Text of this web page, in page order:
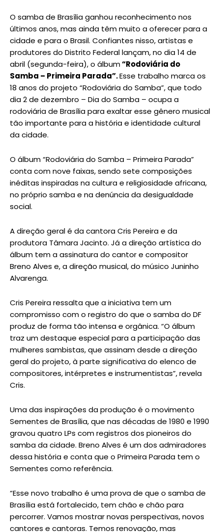
O samba de Brasília ganhou reconhecimento nos
últimos anos, mas ainda têm muito a oferecer para a
cidade e para o Brasil. Confiantes nisso, artistas e
produtores do Distrito Federal lançam, no dia 14 de
abril (segunda-feira), o álbum“Rodoviária do
Samba – Primeira Parada”.Esse trabalho marca os
18 anos do projeto “Rodoviária do Samba”, que todo
dia 2 de dezembro – Dia do Samba – ocupa a
rodoviária de Brasília para exaltar esse gênero musical
tão importante para a história e identidade cultural
da cidade.
O álbum “Rodoviária do Samba – Primeira Parada”
conta com nove faixas, sendo sete composições
inéditas inspiradas na cultura e religiosidade africana,
no próprio samba e na denúncia da desigualdade
social.
A direção geral é da cantora Cris Pereira e da
produtora Tâmara Jacinto. Já a direção artística do
álbum tem a assinatura do cantor e compositor
Breno Alves e, a direção musical, do músico Juninho
Alvarenga.
Cris Pereira ressalta que a iniciativa tem um
compromisso com o registro do que o samba do DF
produz de forma tão intensa e orgânica. “O álbum
traz um destaque especial para a participação das
mulheres sambistas, que assinam desde a direção
geral do projeto, à parte significativa do elenco de
compositores, intérpretes e instrumentistas”, revela
Cris.
Uma das inspirações da produção é o movimento
Sementes de Brasília, que nas décadas de 1980 e 1990
gravou quatro LPs com registros dos pioneiros do
samba da cidade. Breno Alves é um dos admiradores
dessa história e conta que o Primeira Parada tem o
Sementes como referência.
“Esse novo trabalho é uma prova de que o samba de
Brasília está fortalecido, tem chão e chão para
percorrer. Vamos mostrar novas perspectivas, novos
cantores e cantoras. Temos renovação, mas